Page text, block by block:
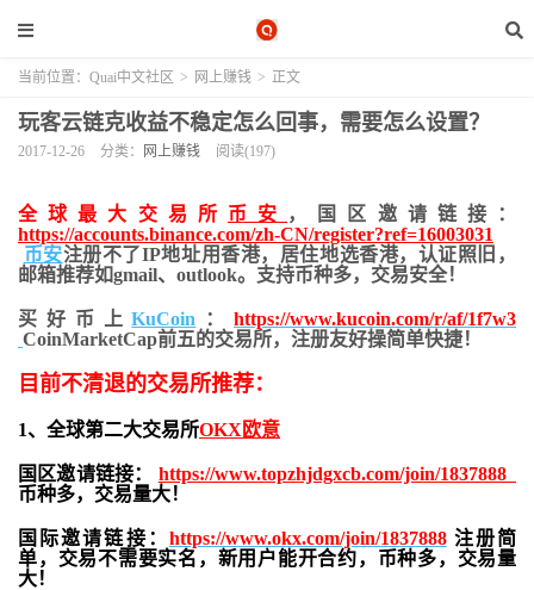
当前位置： Quai中文社区 > 网上赚钱 > 正文
玩客云链克收益不稳定怎么回事，需要怎么设置？
2017-12-26 分类： 网上赚钱 阅读(197)
全球最大交易所 币安
，国区邀请链接：
https://accounts.binance.com/zh-CN/register?ref=16003031
币安注册不了IP地址用香港，居住地选香港，认证照旧，
邮箱推荐如gmail、outlook。支持币种多，交易安全！
买好币上KuCoin ：https://www.kucoin.com/r/af/1f7w3
CoinMarketCap前五的交易所，注册友好操简单快捷！
目前不清退的交易所推荐：
1、全球第二大交易所OKX欧意
国区邀请链接： https://www.topzhjdgxcb.com/join/1837888
币种多，交易量大！
国际邀请链接： https://www.okx.com/join/1837888注册简
单，交易不需要实名，新用户能开合约， 币种多，交易量
大！